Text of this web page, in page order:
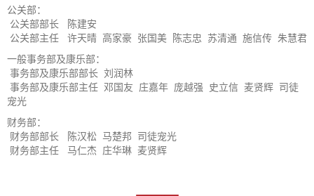
公关部 ：
公关部部长 陈建安
公关部主任 许天晴 高家豪 张国美 陈志忠 苏清通 施信传 朱慧君
一般事务部及康乐部 ：
事务部及康乐部部长 刘润林
事务部及康乐部主任 邓国友 庄嘉年 庞越强 史立信 麦贤辉 司徒
宠光
财务部 ：
财务部部长 陈汉松 马楚邦 司徒宠光
财务部主任 马仁杰 庄华琳 麦贤辉